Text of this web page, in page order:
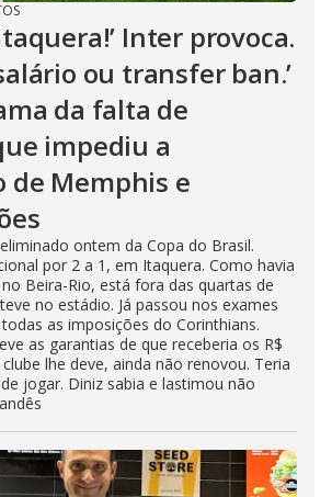
Inter provoca.
ou transfer ban.’
da falta de
impediu a
de Memphis e
ontem da Copa do Brasil.
por 2 a 1, em Itaquera. Como havia
Beira-Rio, está fora das quartas de
no estádio. Já passou nos exames
as imposições do Corinthians.
as garantias de que receberia os R$
lhe deve, ainda não renovou. Teria
jogar. Diniz sabia e lastimou não